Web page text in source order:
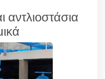
αντλιοστάσια